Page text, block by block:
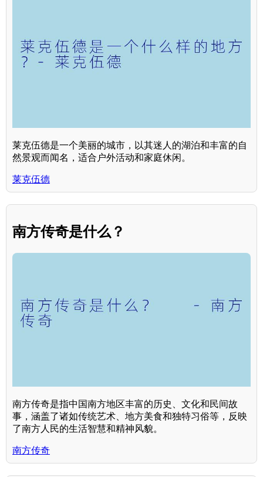
莱克伍德是一个美丽的城市，以其迷人的湖泊和丰富的自
然景观而闻名，适合户外活动和家庭休闲。
莱克伍德
南方传奇是什么？
南方传奇是指中国南方地区丰富的历史、文化和民间故
事，涵盖了诸如传统艺术、地方美食和独特习俗等，反映
了南方人民的生活智慧和精神风貌。
南方传奇